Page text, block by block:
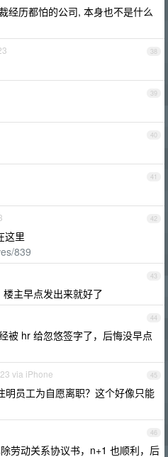
经历都怕的公司, 本身也不是什么
38
39
40
41
42
这里
839
43
主早点发出来就好了
44
被 hr 给忽悠签字了，后悔没早点
45
via iPhone
明员工为自愿离职？这个好像只能
46
劳动关系协议书，n+1 也顺利，后